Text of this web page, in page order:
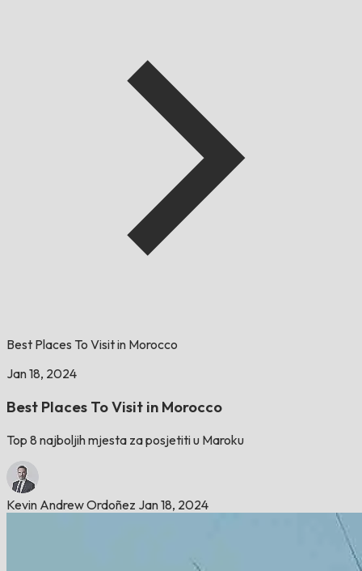
Best Places To Visit in Morocco
Jan 18, 2024
Best Places To Visit in Morocco
Top 8 najboljih mjesta za posjetiti u Maroku
Kevin Andrew Ordoñez Jan 18, 2024